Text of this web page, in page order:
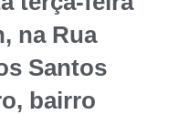
na Rua
Santos
bairro